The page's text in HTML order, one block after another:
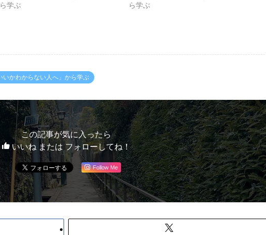
ら学ぶ
ら学ぶ
いかわからない人へ」から学ぶ
この記事が気に入ったら
いいね または フォローしてね！
Follow Me